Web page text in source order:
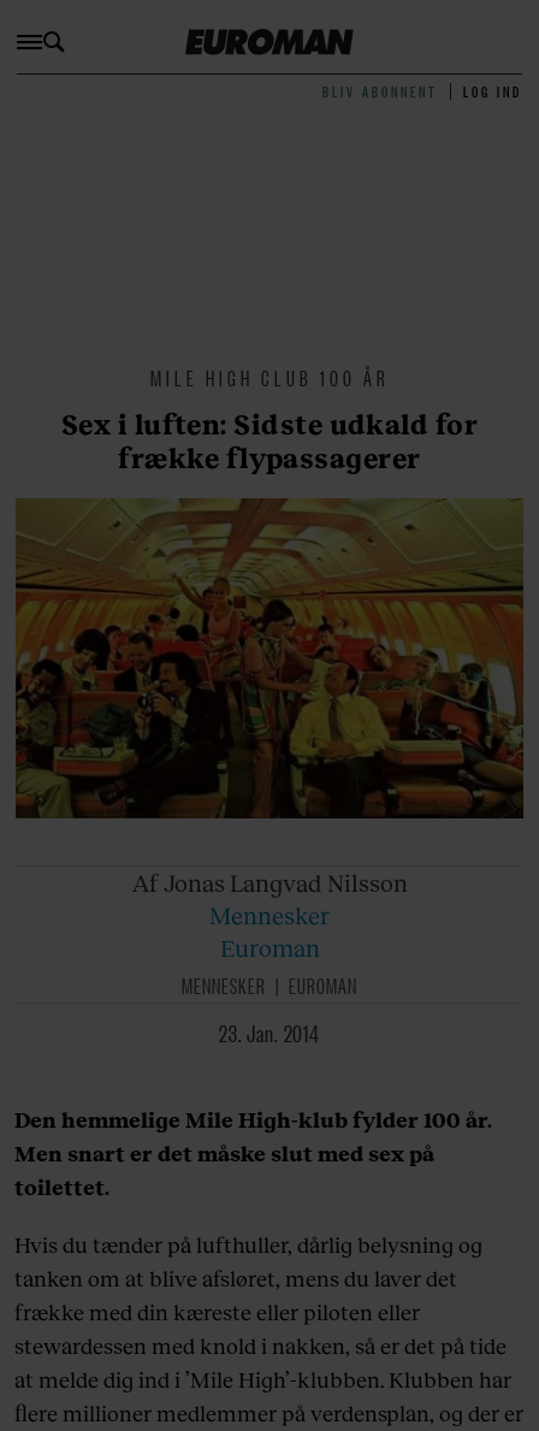
BLIV ABONNENT LOG IND
MILE HIGH CLUB 100 ÅR
Sex i luften: Sidste udkald for
frække flypassagerer
Af Jonas Langvad Nilsson
Mennesker
Euroman
MENNESKER
EUROMAN
23. Jan. 2014
Den hemmelige Mile High-klub fylder 100 år.
Men snart er det måske slut med sex på
toilettet.
Hvis du tænder på lufthuller, dårlig belysning og
tanken om at blive afsløret, mens du laver det
frække med din kæreste eller piloten eller
stewardessen med knold i nakken, så er det på tide
at melde dig ind i ’Mile High’-klubben. Klubben har
flere millioner medlemmer på verdensplan, og der er